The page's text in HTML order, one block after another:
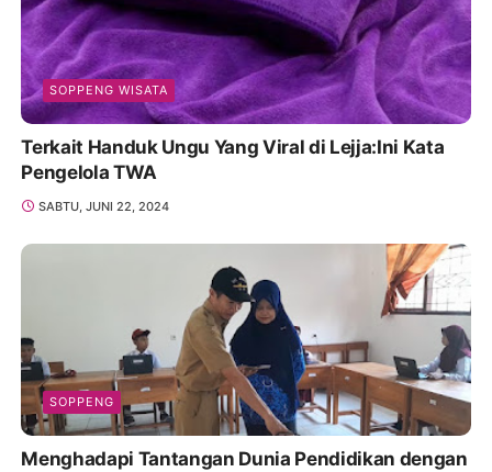
SOPPENG WISATA
Terkait Handuk Ungu Yang Viral di Lejja:Ini Kata
Pengelola TWA
SABTU, JUNI 22, 2024
SOPPENG
Menghadapi Tantangan Dunia Pendidikan dengan